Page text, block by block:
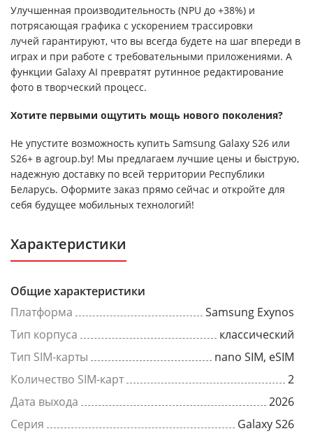
Улучшенная производительность (NPU до +38%) и
потрясающая графика с ускорением трассировки
лучей гарантируют, что вы всегда будете на шаг впереди в
играх и при работе с требовательными приложениями. А
функции Galaxy AI превратят рутинное редактирование
фото в творческий процесс.
Хотите первыми ощутить мощь нового поколения?
Не упустите возможность купить Samsung Galaxy S26 или
S26+ в agroup.by! Мы предлагаем лучшие цены и быструю,
надежную доставку по всей территории Республики
Беларусь. Оформите заказ прямо сейчас и откройте для
себя будущее мобильных технологий!
Характеристики
Общие характеристики
Платформа
Samsung Exynos
Тип корпуса
классический
Тип SIM-карты
nano SIM, eSIM
Количество SIM-карт
2
Дата выхода
2026
Серия
Galaxy S26